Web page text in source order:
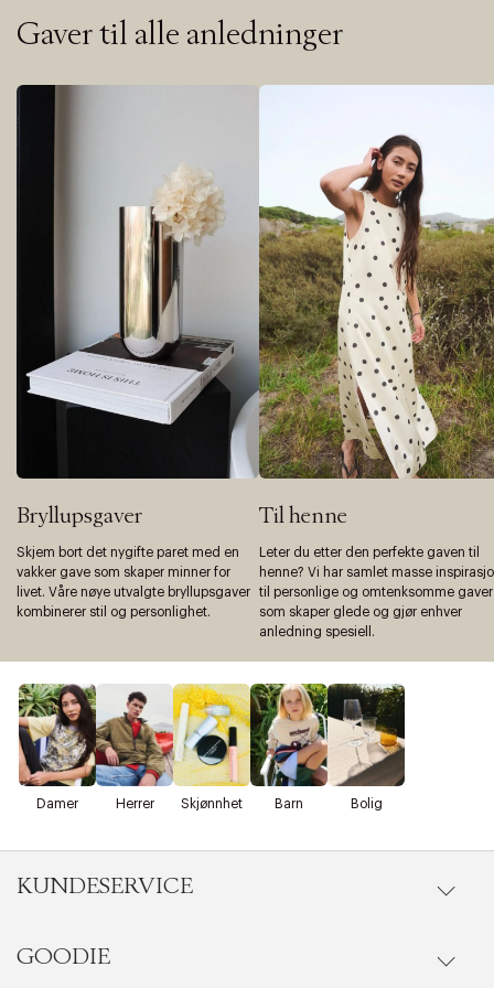
Gaver til alle anledninger
Bryllupsgaver
Skjem bort det nygifte paret med en
vakker gave som skaper minner for
livet. Våre nøye utvalgte bryllupsgaver
kombinerer stil og personlighet.
Til henne
Leter du etter den perfekte gaven til
henne? Vi har samlet masse
til personlige og omtenksomme gaver
som skaper glede og gjør enhver
anledning spesiell.
Damer Herrer Skjønnhet Barn Bolig
KUNDESERVICE
Gå til kundeservice
GOODIE